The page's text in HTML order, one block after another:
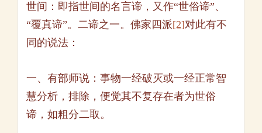
世间：即指世间的名言谛，又作“世俗谛”、
“覆真谛”。二谛之一。佛家四派[2]对此有不
同的说法：
一、有部师说：事物一经破灭或一经正常智
慧分析，排除，便觉其不复存在者为世俗
谛，如粗分二取。